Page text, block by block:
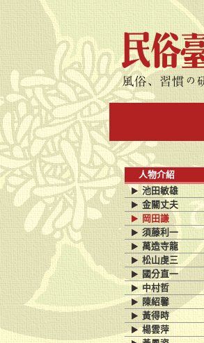
人物介紹
池田敏雄
金關丈夫
岡田謙
須藤利一
萬造寺龍
松山虔三
國分直一
中村哲
陳紹馨
黃得時
楊雲萍